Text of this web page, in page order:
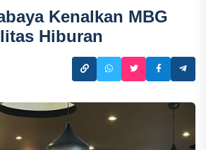
Kenalkan MBG
Hiburan